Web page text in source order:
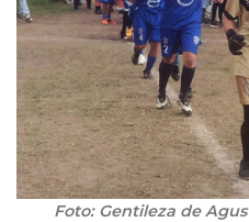
Foto: Gentileza de